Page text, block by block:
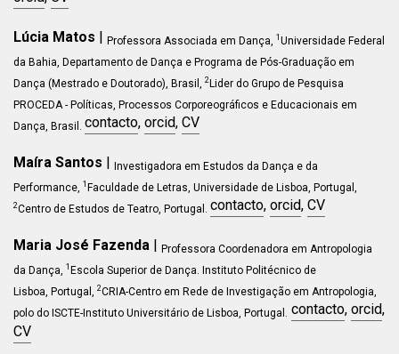
Lúcia Matos | Professora Associada em Dança, 1 Universidade Federal
da Bahia, Departamento de Dança e Programa de Pós-Graduação em
Dança (Mestrado e Doutorado), Brasil, 2Lider do Grupo de Pesquisa
PROCEDA - Políticas, Processos Corporeográficos e Educacionais em
Dança, Brasil. contacto, orcid, CV
Maíra Santos | Investigadora em Estudos da Dança e da
Performance, 1 Faculdade de Letras, Universidade de Lisboa, Portugal,
2Centro de Estudos de Teatro, Portugal. contacto, orcid, CV
Maria José Fazenda | Professora Coordenadora em Antropologia
da Dança, 1 Escola Superior de Dança. Instituto Politécnico de
Lisboa, Portugal, 2CRIA-Centro em Rede de Investigação em Antropologia,
polo do ISCTE-Instituto Universitário de Lisboa, Portugal. contacto, orcid,
CV